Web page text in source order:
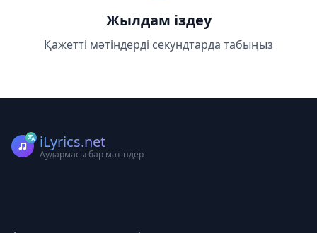
Жылдам іздеу
Қажетті мәтіндерді секундтарда табыңыз
iLyrics.net
Аудармасы бар мәтіндер